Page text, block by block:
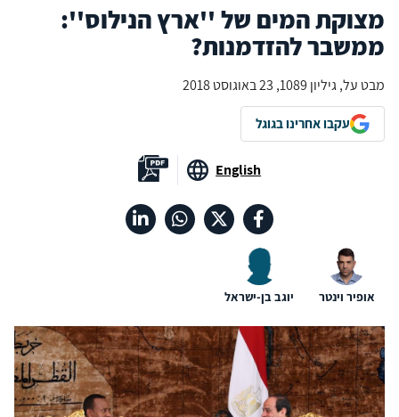
מצוקת המים של ''ארץ הנילוס'':
ממשבר להזדמנות?
מבט על, גיליון 1089, 23 באוגוסט 2018
עקבו אחרינו בגוגל
English
אופיר וינטר יוגב בן-ישראל